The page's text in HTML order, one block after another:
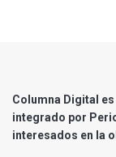
Columna Digital
integrado por
interesados en la